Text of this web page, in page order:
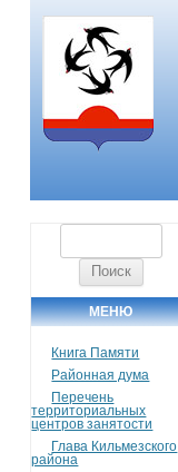
МЕНЮ
Книга Памяти
Районная дума
Перечень
территориальных
центров занятости
Глава Кильмезского
района